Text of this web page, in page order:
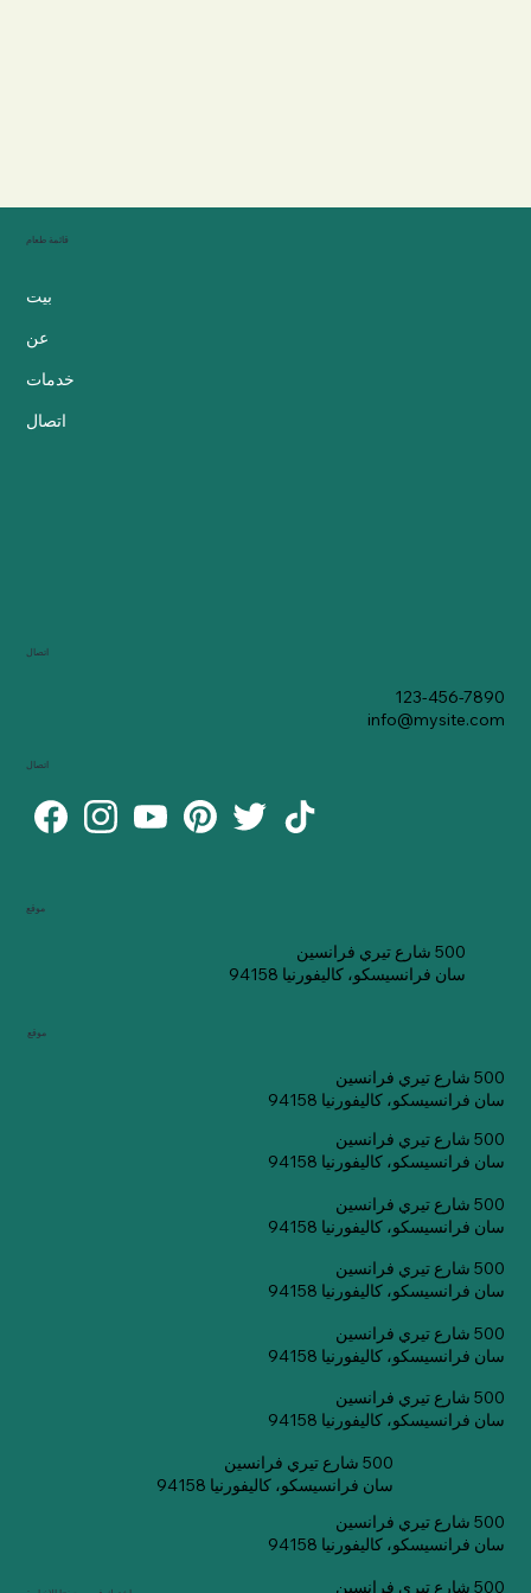
قائمة طعام
بيت
عن
خدمات
اتصال
موقع
500 شارع تيري فرانسين
سان فرانسيسكو، كاليفورنيا 94158
موقع
500 شارع تيري فرانسين
سان فرانسيسكو، كاليفورنيا 94158
500 شارع تيري فرانسين
سان فرانسيسكو، كاليفورنيا 94158
500 شارع تيري فرانسين
سان فرانسيسكو، كاليفورنيا 94158
500 شارع تيري فرانسين
سان فرانسيسكو، كاليفورنيا 94158
500 شارع تيري فرانسين
سان فرانسيسكو، كاليفورنيا 94158
500 شارع تيري فرانسين
سان فرانسيسكو، كاليفورنيا 94158
500 شارع تيري فرانسين
سان فرانسيسكو، كاليفورنيا 94158
500 شارع تيري فرانسين
سان فرانسيسكو، كاليفورنيا 94158
500 شارع تيري فرانسين
اتصال
123-456-7890
info@mysite.com
اتصال